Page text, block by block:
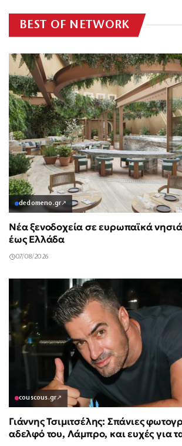
BEST OF NETWORK
dedomeno.gr↗
Νέα ξενοδοχεία σε ευρωπαϊκά
έως Ελλάδα
07/08/2026
couscous.gr↗
Γιάννης Τσιμιτσέλης: Σπάνιες
αδελφό του, Λάμπρο, και ευχές για